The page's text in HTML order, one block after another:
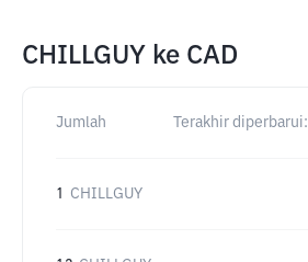
CHILLGUY ke CAD
Jumlah Terakhir diperbarui:
1 CHILLGUY